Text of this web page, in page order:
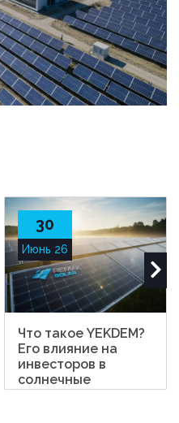
30
Июнь 26
Что такое YEKDEM?
Его влияние на
инвесторов в
солнечные